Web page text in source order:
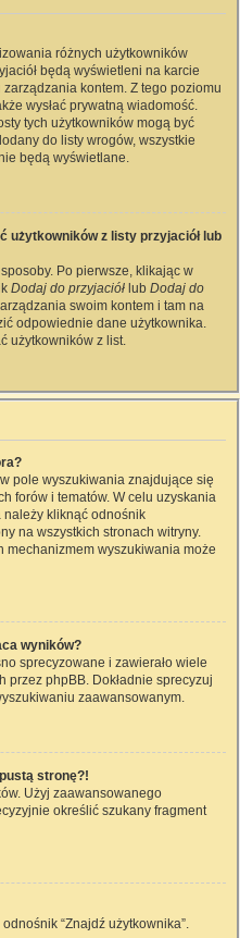
różnych użytkowników
będą wyświetleni na karcie
kontem. Z tego poziomu
wysłać prywatną wiadomość.
tych użytkowników mogą być
do listy wrogów, wszystkie
będą wyświetlane.
użytkowników z listy przyjaciół lub
Po pierwsze, klikając w
Dodaj do przyjaciół lub Dodaj do
swoim kontem i tam na
odpowiednie dane użytkownika.
użytkowników z list.
pole wyszukiwania znajdujące się
forów i tematów. W celu uzyskania
kliknąć odnośnik
na wszystkich stronach witryny.
mechanizmem wyszukiwania może
wyników?
sprecyzowane i zawierało wiele
phpBB. Dokładnie sprecyzuj
zaawansowanym.
stronę?!
Użyj zaawansowanego
określić szukany fragment
“Znajdź użytkownika”.